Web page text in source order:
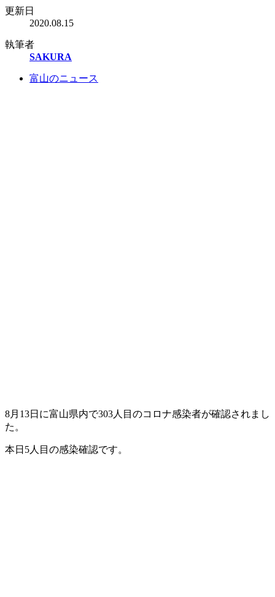
更新日
2020.08.15
執筆者
SAKURA
富山のニュース
8月13日に富山県内で303人目のコロナ感染者が確認されまし
た。
本日5人目の感染確認です。